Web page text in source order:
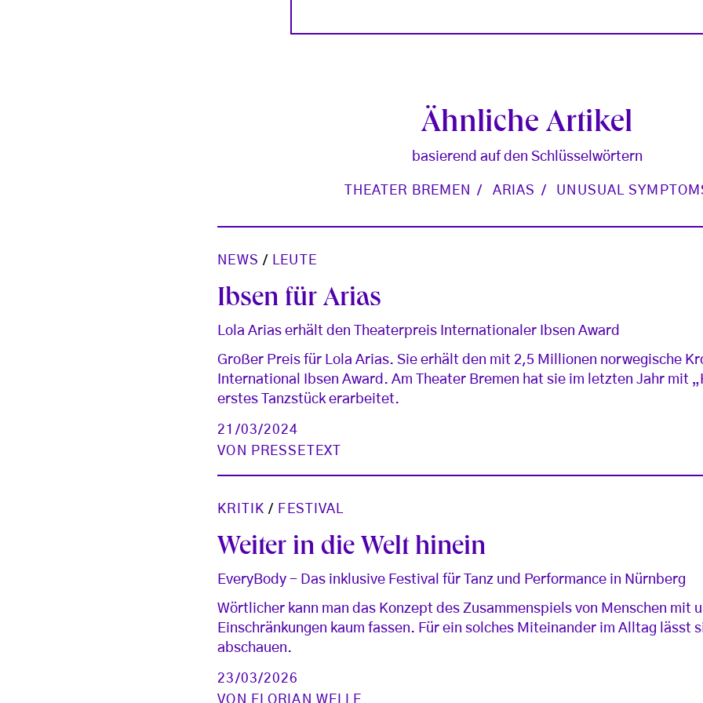
Ähnliche Artikel
basierend auf den Schlüsselwörtern
THEATER BREMEN ARIAS UNUSUAL
NEWS / LEUTE
Ibsen für Arias
Lola Arias erhält den Theaterpreis Internationaler Ibsen Award
Großer Preis für Lola Arias. Sie erhält den mit 2,5 Millionen norwegische
International Ibsen Award. Am Theater Bremen hat sie im letzten Jahr mit
erstes Tanzstück erarbeitet.
21/03/2024
VON
PRESSETEXT
KRITIK / FESTIVAL
Weiter in die Welt hinein
EveryBody - Das inklusive Festival für Tanz und Performance in Nürnberg
Wörtlicher kann man das Konzept des Zusammenspiels von Menschen mit
Einschränkungen kaum fassen. Für ein solches Miteinander im Alltag lässt
abschauen.
23/03/2026
VON
FLORIAN WELLE